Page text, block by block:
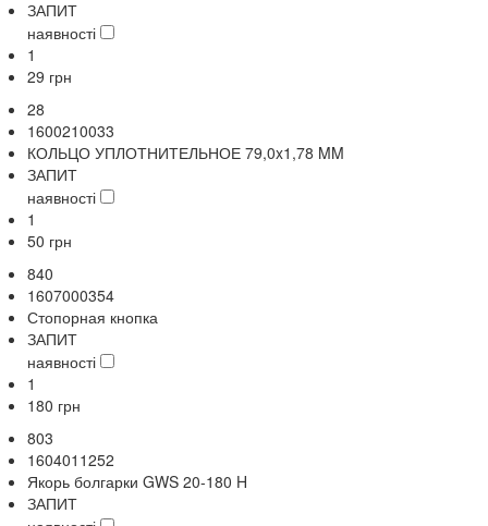
ЗАПИТ
наявності
1
29 грн
28
1600210033
КОЛЬЦО УПЛОТНИТЕЛЬНОЕ 79,0x1,78 MM
ЗАПИТ
наявності
1
50 грн
840
1607000354
Стопорная кнопка
ЗАПИТ
наявності
1
180 грн
803
1604011252
Якорь болгарки GWS 20-180 H
ЗАПИТ